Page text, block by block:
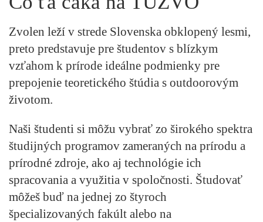
Zvolen leží v strede Slovenska obklopený lesmi,
preto predstavuje pre študentov s blízkym
vzťahom k prírode ideálne podmienky pre
prepojenie teoretického štúdia s outdoorovým
životom.
Naši študenti si môžu vybrať zo širokého spektra
študijných programov zameraných na prírodu a
prírodné zdroje, ako aj technológie ich
spracovania a využitia v spoločnosti. Študovať
môžeš buď na jednej zo štyroch
špecializovaných fakúlt alebo na